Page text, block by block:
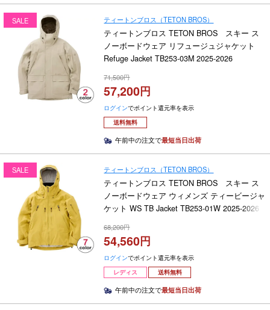
SALE ティートンブロス（TETON BROS）
ティートンブロス TETON BROS スキー ス
ノーボードウェア リフュージュジャケット
Refuge Jacket TB253-03M 2025-2026
71,500
57,200
ログインでポイント還元率を表示
送料無料
午前中の注文で最短当日出荷
SALE ティートンブロス（TETON BROS）
ティートンブロス TETON BROS スキー ス
ノーボードウェア ウィメンズ ティービージャ
ケット WS TB Jacket TB253-01W 2025-2026
68,200
54,560
ログインでポイント還元率を表示
レディス
送料無料
午前中の注文で最短当日出荷